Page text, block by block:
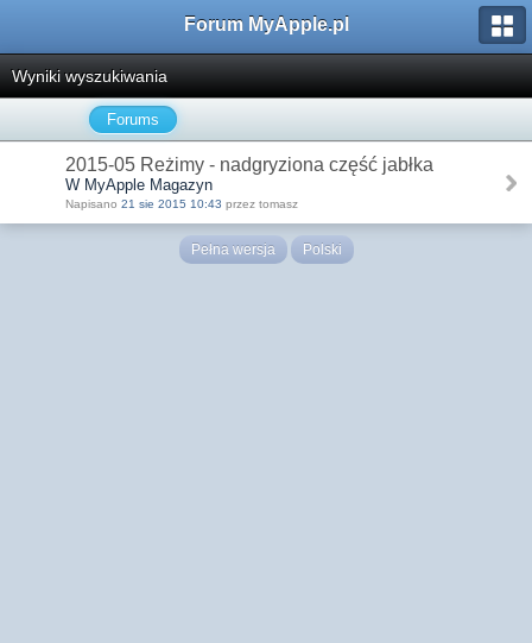
Forum MyApple.pl
Wyniki wyszukiwania
Forums
2015-05 Reżimy - nadgryziona część jabłka
W MyApple Magazyn
Napisano 21 sie 2015 10:43 przez tomasz
Pełna wersja Polski